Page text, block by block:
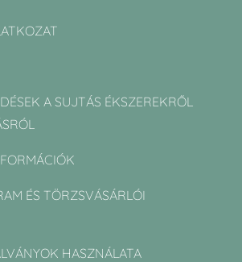
A SUJTÁS ÉKSZEREKRŐL
ÉS TÖRZSVÁSÁRLÓI
HASZNÁLATA